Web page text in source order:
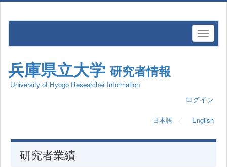
兵庫県立大学 研究者情報
University of Hyogo Researcher Information
ログイン
日本語 ｜ English
研究者業績